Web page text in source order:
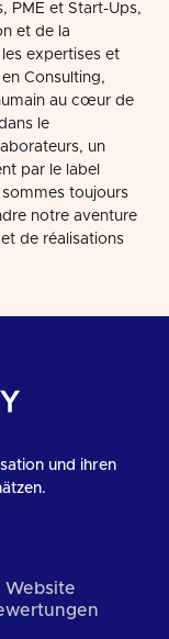
PME et Start-Ups,
et de la
expertises et
Consulting,
au cœur de
le
un
par le label
toujours
notre aventure
de réalisations
und ihren
Website